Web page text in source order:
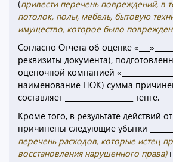
(привести перечень повреждений, в
потолок, полы, мебель, бытовую
имущество, которое было
Согласно Отчета об оценке
реквизиты документа),
оценочной компанией
наименование НОК) сумма
составляет ___________________ тенге.
Кроме того, в результате действий
причинены следующие убытки
перечень расходов, которые истец
восстановления нарушенного права)